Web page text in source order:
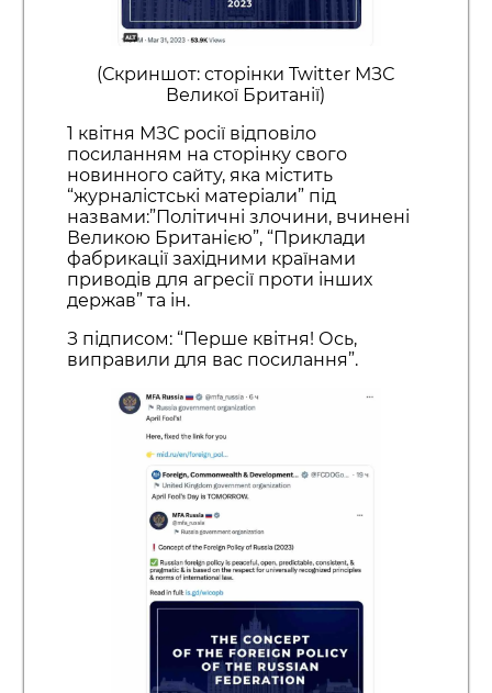
(Скриншот: сторінки Twitter МЗС
Великої Британії)
1 квітня МЗС росії відповіло
посиланням на сторінку свого
новинного сайту, яка містить
“журналістські матеріали” під
назвами:”Політичні злочини, вчинені
Великою Британією”, “Приклади
фабрикації західними країнами
приводів для агресії проти інших
держав” та ін.
З підписом: “Перше квітня! Ось,
виправили для вас посилання”.